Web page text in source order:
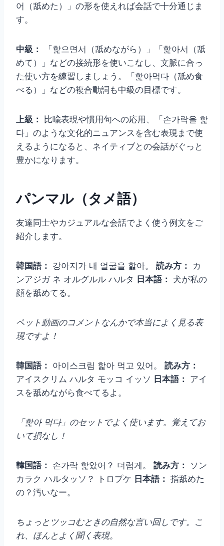
어（舐めた）」の形を使えれば会話で十分通じま
す。
中級：
「핥으면서（舐めながら）」「핥아서（舐
めて）」などの接続形を使いこなし、文脈に合っ
た使い方を練習しましょう。「핥아먹다（舐め食
べる）」などの複合動詞も中級の目標です。
上級： 比喩表現や慣用句への応用、「손가락을 핥
다」のような文化的ニュアンスを含む表現まで使
えるようになると、ネイティブとの会話がぐっと
豊かになります。
パンマル（タメ語）
友達同士やカジュアルな会話でよく使う例文をご
紹介します。
韓国語： 강아지가 내 얼굴을 핥아。 読み方：
カ
ンアジガ ネ オルグルル ハルタ 日本語： 犬が私の
顔を舐めてる。
ペット動画のコメントなんかで本当によく見る表
現ですよ！
韓国語： 아이스크림 핥아 먹고 있어。 読み方：
アイスクリム ハルタ モッコ イッソ 日本語： アイ
スを舐めながら食べてるよ。
「핥아 먹다」のセットでよく使います。覚えてお
いて損なし！
韓国語： 손가락 핥았어？ 더럽게。 読み方：
ソン
カラク ハルタッソ？ トロプケ 日本語： 指舐めた
の？汚いなー。
ちょっとツッコむときの自然な言い回しです。こ
れ、ほんとよく聞く表現。